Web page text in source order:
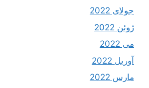
جولای 2022
ژوئن 2022
می 2022
آوریل 2022
مارس 2022